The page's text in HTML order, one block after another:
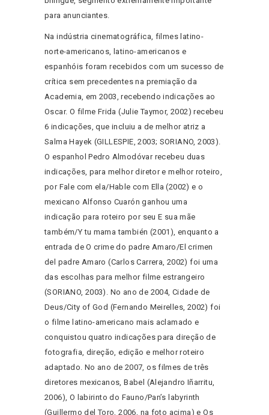
para anunciantes.
Na indústria cinematográfica, filmes latino-
norte-americanos, latino-americanos e
espanhóis foram recebidos com um sucesso de
crítica sem precedentes na premiação da
Academia, em 2003, recebendo indicações ao
Oscar. O filme Frida (Julie Taymor, 2002) recebeu
6 indicações, que incluiu a de melhor atriz a
Salma Hayek (GILLESPIE, 2003; SORIANO, 2003).
O espanhol Pedro Almodóvar recebeu duas
indicações, para melhor diretor e melhor roteiro,
por Fale com ela/Hable com Ella (2002) e o
mexicano Alfonso Cuarón ganhou uma
indicação para roteiro por seu E sua mãe
também/Y tu mama también (2001), enquanto a
entrada de O crime do padre Amaro/El crimen
del padre Amaro (Carlos Carrera, 2002) foi uma
das escolhas para melhor filme estrangeiro
(SORIANO, 2003). No ano de 2004, Cidade de
Deus/City of God (Fernando Meirelles, 2002) foi
o filme latino-americano mais aclamado e
conquistou quatro indicações para direção de
fotografia, direção, edição e melhor roteiro
adaptado. No ano de 2007, os filmes de três
diretores mexicanos, Babel (Alejandro Iñarritu,
2006), O labirinto do Fauno/Pan’s labyrinth
(Guillermo del Toro, 2006, na foto acima) e Os